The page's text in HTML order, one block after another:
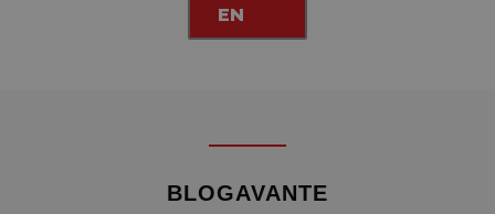
EN
BLOGAVANTE